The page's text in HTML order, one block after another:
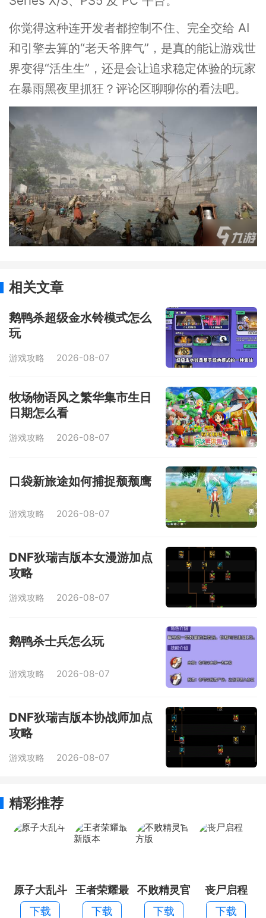
你觉得这种连开发者都控制不住、完全交给 AI
和引擎去算的“老天爷脾气”，是真的能让游戏世
界变得“活生生”，还是会让追求稳定体验的玩家
在暴雨黑夜里抓狂？评论区聊聊你的看法吧。
相关文章
鹅鸭杀超级金水铃模式怎么
玩
游戏攻略 2026-08-07
牧场物语风之繁华集市生日
日期怎么看
游戏攻略 2026-08-07
口袋新旅途如何捕捉颓颓鹰
游戏攻略 2026-08-07
DNF狄瑞吉版本女漫游加点
攻略
游戏攻略 2026-08-07
鹅鸭杀士兵怎么玩
游戏攻略 2026-08-07
DNF狄瑞吉版本协战师加点
攻略
游戏攻略 2026-08-07
精彩推荐
原子大乱斗
下载
王者荣耀最
新版本
下载
不败精灵官
方版
下载
丧尸启程
下载